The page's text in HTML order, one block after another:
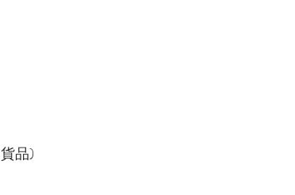
品)